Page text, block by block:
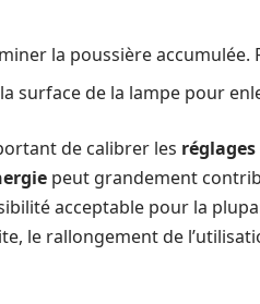
la poussière accumulée.
surface de la lampe pour
de calibrer les
peut grandement
acceptable pour la
le rallongement de